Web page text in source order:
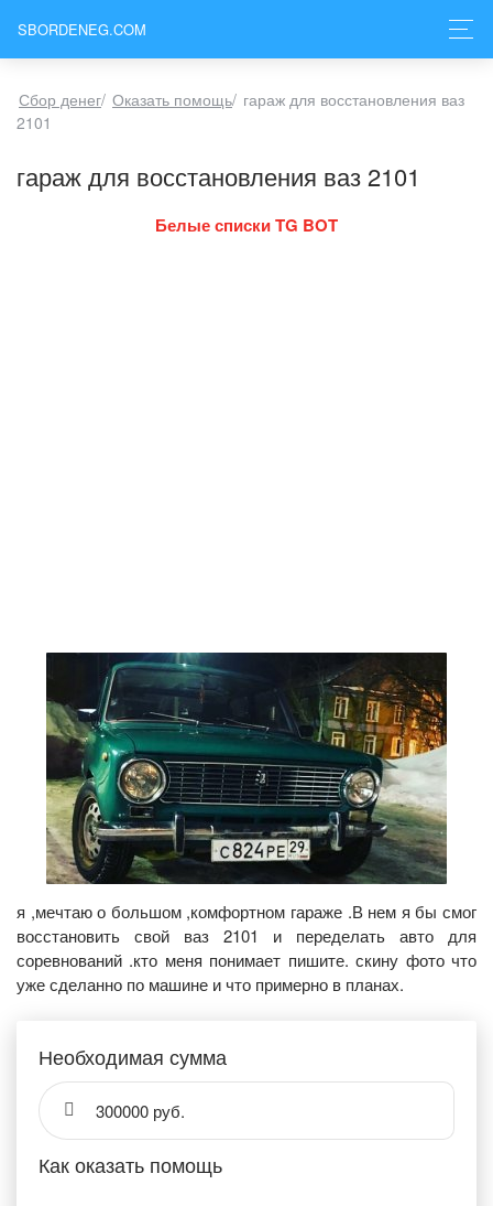
SBORDENEG.COM
Сбор денег/ Оказать помощь/ гараж для восстановления ваз
2101
гараж для восстановления ваз 2101
Белые списки TG BOT
я ,мечтаю о большом ,комфортном гараже .В нем я бы смог
восстановить свой ваз 2101 и переделать авто для
соревнований .кто меня понимает пишите. скину фото что
уже сделанно по машине и что примерно в планах.
Необходимая сумма
300000 руб.
Как оказать помощь